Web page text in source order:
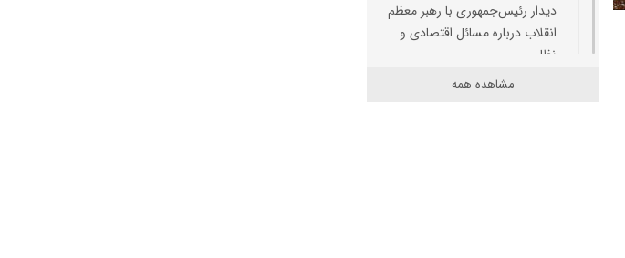
دیدار رئیس‌جمهوری با رهبر معظم
انقلاب درباره مسائل اقتصادی و
نظامی
مشاهده همه